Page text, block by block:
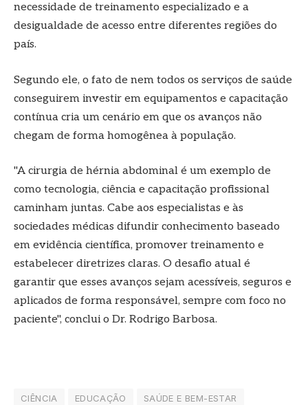
necessidade de treinamento especializado e a
desigualdade de acesso entre diferentes regiões do
país.
Segundo ele, o fato de nem todos os serviços de saúde
conseguirem investir em equipamentos e capacitação
contínua cria um cenário em que os avanços não
chegam de forma homogênea à população.
"A cirurgia de hérnia abdominal é um exemplo de
como tecnologia, ciência e capacitação profissional
caminham juntas. Cabe aos especialistas e às
sociedades médicas difundir conhecimento baseado
em evidência científica, promover treinamento e
estabelecer diretrizes claras. O desafio atual é
garantir que esses avanços sejam acessíveis, seguros e
aplicados de forma responsável, sempre com foco no
paciente", conclui o Dr. Rodrigo Barbosa.
CIÊNCIA EDUCAÇÃO SAÚDE E BEM-ESTAR